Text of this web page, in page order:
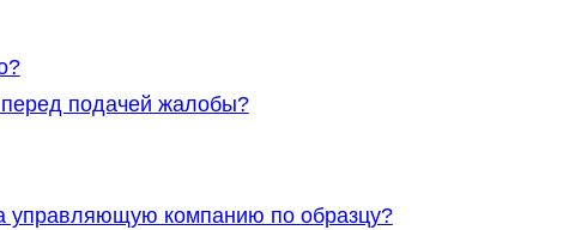
подачей жалобы?
управляющую компанию по образцу?